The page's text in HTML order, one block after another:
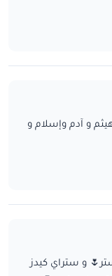
و آدم وإسلام و
و ستراي كيدز